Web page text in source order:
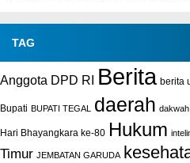
TAG
Anggota DPD RI Berita berita
Bupati BUPATI TEGAL daerah dakwah
Hari Bhayangkara ke-80 Hukum
Timur JEMBATAN GARUDA